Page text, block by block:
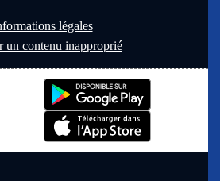
légales
un contenu inapproprié